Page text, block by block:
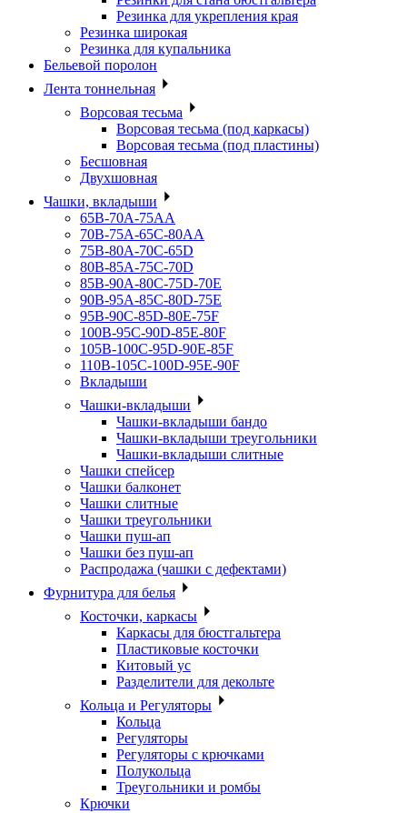
Резинка для укрепления края
Резинка широкая
Резинка для купальника
Бельевой поролон
Лента тоннельная
Ворсовая тесьма
Ворсовая тесьма (под каркасы)
Ворсовая тесьма (под пластины)
Бесшовная
Двухшовная
Чашки, вкладыши
65B-70A-75АА
70В-75А-65С-80АА
75В-80А-70С-65D
80В-85А-75С-70D
85В-90А-80С-75D-70E
90B-95A-85C-80D-75E
95B-90C-85D-80E-75F
100B-95C-90D-85E-80F
105B-100C-95D-90E-85F
110B-105C-100D-95E-90F
Вкладыши
Чашки-вкладыши
Чашки-вкладыши бандо
Чашки-вкладыши треугольники
Чашки-вкладыши слитные
Чашки спейсер
Чашки балконет
Чашки слитные
Чашки треугольники
Чашки пуш-ап
Чашки без пуш-ап
Распродажа (чашки с дефектами)
Фурнитура для белья
Косточки, каркасы
Каркасы для бюстгальтера
Пластиковые косточки
Китовый ус
Разделители для декольте
Кольца и Регуляторы
Кольца
Регуляторы
Регуляторы с крючками
Полукольца
Треугольники и ромбы
Крючки